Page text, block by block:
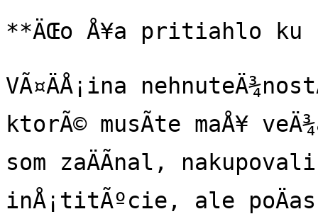
**ÄŒo Å¥a pritiahlo ku
VÃ¤ÄÅ¡ina
ktorÃ© musÃ­te maÅ¥
som zaÄÃ­nal,
inÅ¡titÃºcie, ale